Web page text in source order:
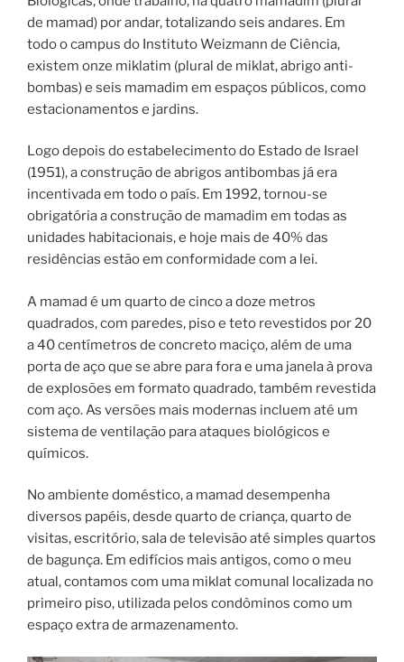
de mamad) por andar, totalizando seis andares. Em
todo o campus do Instituto Weizmann de Ciência,
existem onze miklatim (plural de miklat, abrigo anti-
bombas) e seis mamadim em espaços públicos, como
estacionamentos e jardins.
Logo depois do estabelecimento do Estado de Israel
(1951), a construção de abrigos antibombas já era
incentivada em todo o país. Em 1992, tornou-se
obrigatória a construção de mamadim em todas as
unidades habitacionais, e hoje mais de 40% das
residências estão em conformidade com a lei.
A mamad é um quarto de cinco a doze metros
quadrados, com paredes, piso e teto revestidos por 20
a 40 centímetros de concreto maciço, além de uma
porta de aço que se abre para fora e uma janela à prova
de explosões em formato quadrado, também revestida
com aço. As versões mais modernas incluem até um
sistema de ventilação para ataques biológicos e
químicos.
No ambiente doméstico, a mamad desempenha
diversos papéis, desde quarto de criança, quarto de
visitas, escritório, sala de televisão até simples quartos
de bagunça. Em edifícios mais antigos, como o meu
atual, contamos com uma miklat comunal localizada no
primeiro piso, utilizada pelos condôminos como um
espaço extra de armazenamento.